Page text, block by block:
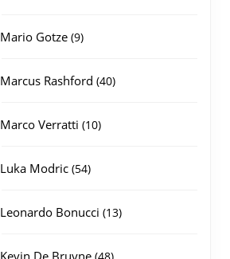
Mario Gotze 99
Marcus Rashford 4040
Marco Verratti 1010
Luka Modric 5454
Leonardo Bonucci 1313
48